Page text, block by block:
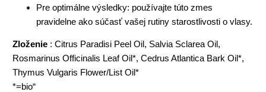
Pre optimálne výsledky: používajte túto zmes
pravidelne ako súčasť vašej rutiny starostlivosti o vlasy.
Zloženie : Citrus Paradisi Peel Oil, Salvia Sclarea Oil,
Rosmarinus Officinalis Leaf Oil*, Cedrus Atlantica Bark Oil*,
Thymus Vulgaris Flower/List Oil*
*=bio“